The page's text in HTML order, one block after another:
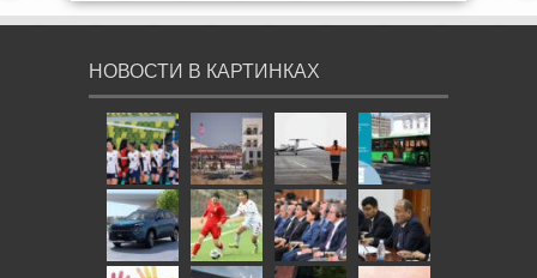
НОВОСТИ В КАРТИНКАХ